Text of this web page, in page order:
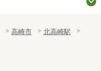
高崎市
北高崎駅